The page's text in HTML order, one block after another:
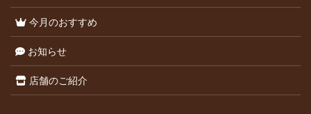
今月のおすすめ
お知らせ
店舗のご紹介